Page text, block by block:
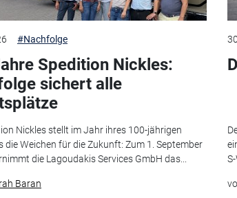
#Nachfolge
Spedition Nickles:
sichert alle
Nickles stellt im Jahr ihres 100-jährigen
die Weichen für die Zukunft: Zum 1. September
die Lagoudakis Services GmbH das...
Baran